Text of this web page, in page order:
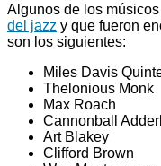
Algunos de los
del jazz y que fueron
son los siguientes:
Miles Davis
Thelonious Monk
Max Roach
Cannonball
Art Blakey
Clifford Brown